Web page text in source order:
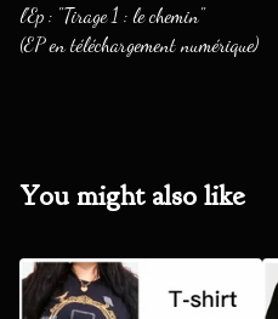
l'Ep : "Tirage 1 : le chemin"
(EP en téléchargement numérique)
You might also like